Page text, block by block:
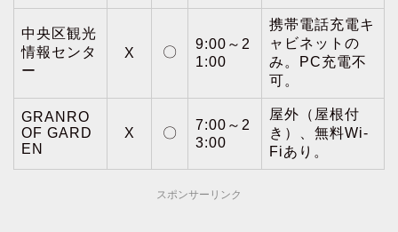
中央区観光
情報センタ
ー
X 〇
9:00～2
1:00
携帯電話充電キ
ャビネットの
み。PC充電不
可。
GRANRO
OF GARD
EN
X 〇
7:00～2
3:00
屋外（屋根付
き）、無料Wi-
Fiあり。
スポンサーリンク